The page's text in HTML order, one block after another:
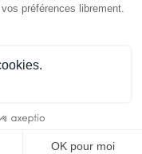
préférences librement.
OK pour moi